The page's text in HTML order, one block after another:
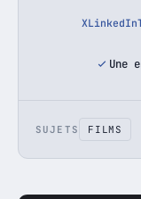
XLinkedIn
Une
SUJETS FILMS